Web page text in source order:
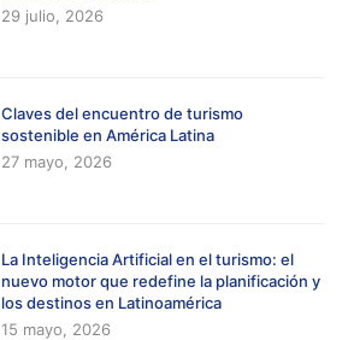
29 julio, 2026
Claves del encuentro de turismo
sostenible en América Latina
27 mayo, 2026
La Inteligencia Artificial en el turismo: el
nuevo motor que redefine la planificación y
los destinos en Latinoamérica
15 mayo, 2026